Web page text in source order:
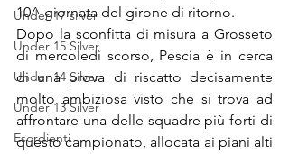
Under 17 silver
Under 15 Silver
Under 14 Silver
Under 13 Silver
Esordienti
10^ giornata del girone di ritorno.
Dopo la sconfitta di misura a Grosseto
di mercoledì scorso, Pescia è in cerca
di una prova di riscatto decisamente
molto ambiziosa visto che si trova ad
affrontare una delle squadre più forti di
questo campionato, allocata ai piani alti